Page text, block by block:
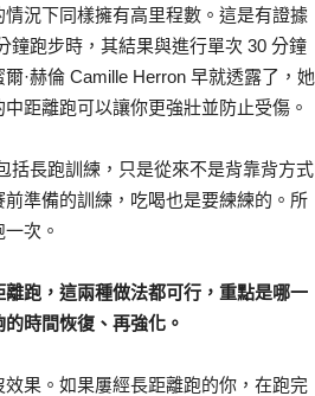
況下同樣擁有高里程數。這是有證據
鐘跑步時，其結果與進行單次 30 分鐘
·赫倫 Camille Herron 早就透露了，她
距離跑可以讓你更強壯並防止受傷。
括長跑訓練，只是從來不是背靠背方式
準備的訓練，吃喝也是要練練的。所
次。
跑，這兩種做法都可行，重點是哪一
時間恢復、再強化。
果。如果屢經長距離跑的你，在跑完